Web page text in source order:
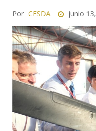
Por CESDA junio